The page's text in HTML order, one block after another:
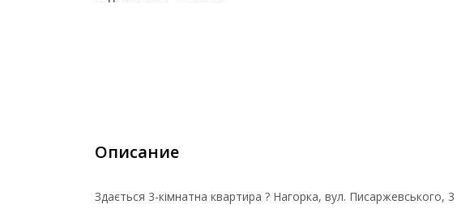
Описание
Здається 3-кімнатна квартира ? Нагорка, вул. Писаржевського, 3